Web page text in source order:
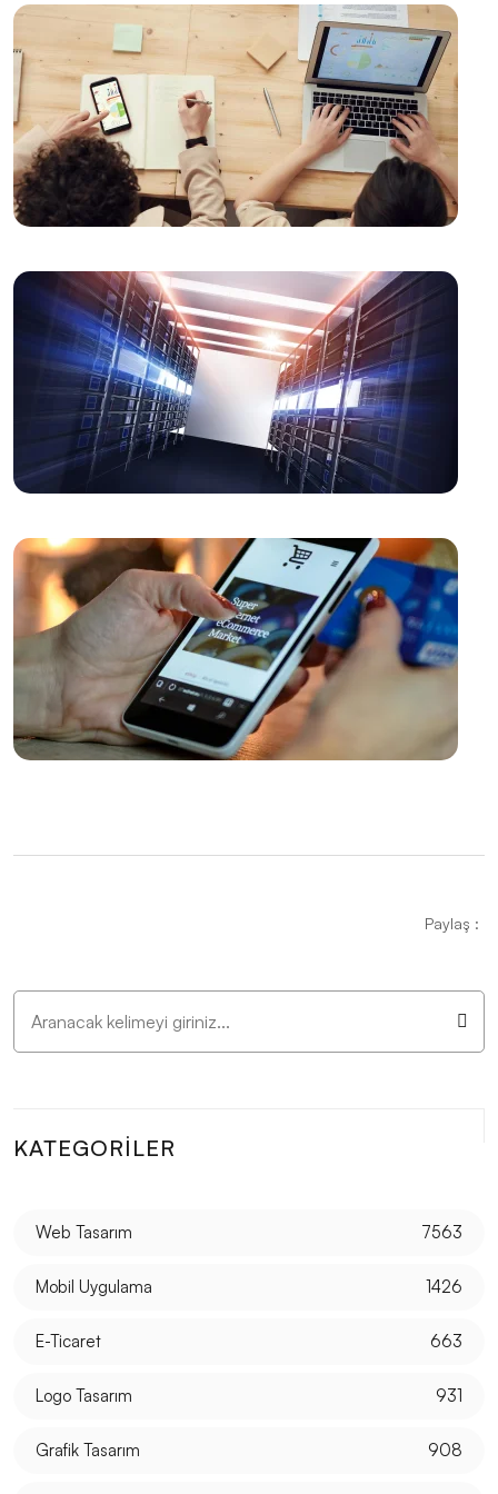
Müzik Albümü Kapak Tasarımı: Sanatı ve Pazarlamayı
Buluşturan Yaratıcı Süreç
Popup Tasarımı: Web Sitesi İçin Etkili Bir Pazarlama
Aracı
E-Posta Pazarlama ve Web Tasarımın Güçlü
Birlikteliği
Filtreleme Seçenekleri: Web Tasarımında Kullanımı ve
Önemi
Inovatif Tasarımın Gücü: Dijital Dünyada Öne Çıkmak
Alesta Medya: Web Tasarımında Profesyonel
Çözümler Sunan Lider Firma
Basit Logo Tasarımı: Markanızı Yansıtan Güçlü Bir
Responsive Web Tasarımı: Kullanıcı Deneyimini
Maksimize Edin
Görsel İletişim Teknikleri ve Web Tasarım
SEO Uyumlu Web Tasarımında Dikkat Edilmesi
Gerekenler
Müzik Endüstrisi için Logo Tasarımının Önemi
Mobil Uygulama Performansı: Başarılı Bir Uygulama
Web Dünyasında Yaratıcı Tasarımın Sıradışı Etkileri
SEO Kontrol Listesi: Web Tasarımında Dikkat Edilmesi
İçin 10 Etkili Yol
Alesta Medya: Profesyonel Web Tasarım Hizmetleri
Paylaş :
KATEGORILER
Web Tasarım 7563
Mobil Uygulama 1426
E-Ticaret 663
Logo Tasarım 931
Grafik Tasarım 908